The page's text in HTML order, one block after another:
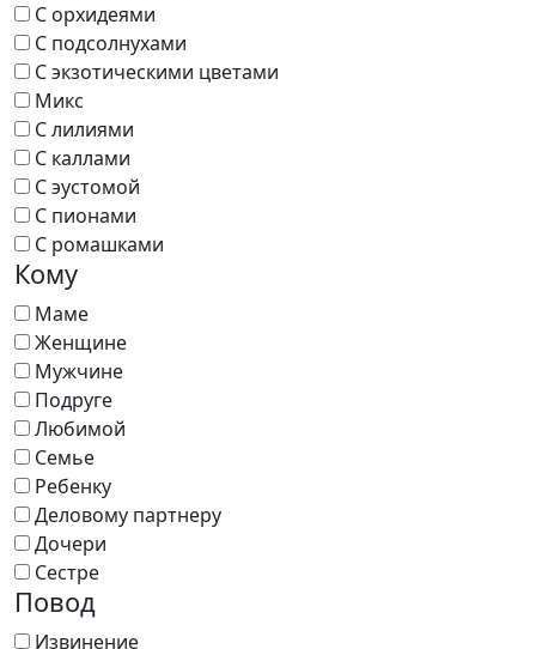
С орхидеями
С подсолнухами
С экзотическими цветами
Микс
С лилиями
С каллами
С эустомой
С пионами
С ромашками
Кому
Маме
Женщине
Мужчине
Подруге
Любимой
Семье
Ребенку
Деловому партнеру
Дочери
Сестре
Повод
Извинение